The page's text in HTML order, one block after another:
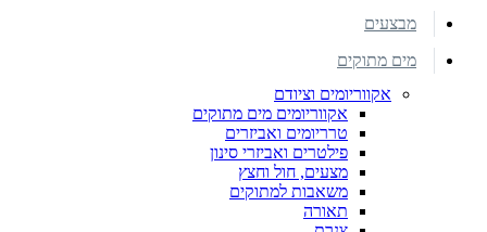
מבצעים
מים מתוקים
אקווריומים וציודם
אקווריומים מים מתוקים
טרריומים ואביזרים
פילטרים ואביזרי סינון
מצעים, חול וחצץ
משאבות למתוקים
תאורה